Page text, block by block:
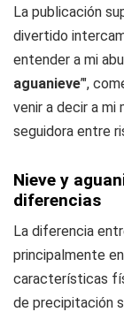
La publicación
divertido
entender a mi
aguanieve’",
venir a decir a mi
seguidora entre
Nieve y
diferencias
La diferencia
principalmente
características
de precipitación